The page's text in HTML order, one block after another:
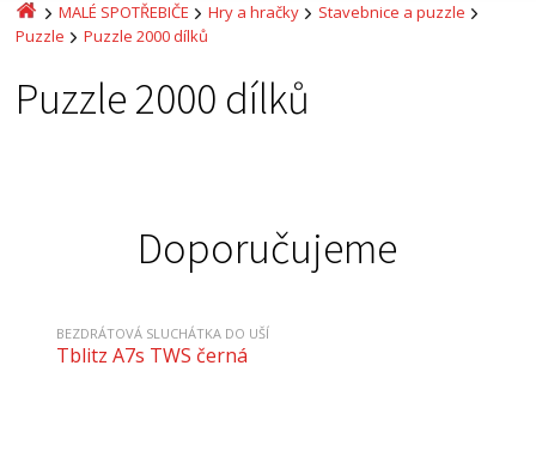
MALÉ SPOTŘEBIČE Hry a hračky
Stavebnice a puzzle
Puzzle
Puzzle 2000 dílků
Puzzle 2000 dílků
Doporučujeme
BEZDRÁTOVÁ SLUCHÁTKA DO UŠÍ
Tblitz A7s TWS černá